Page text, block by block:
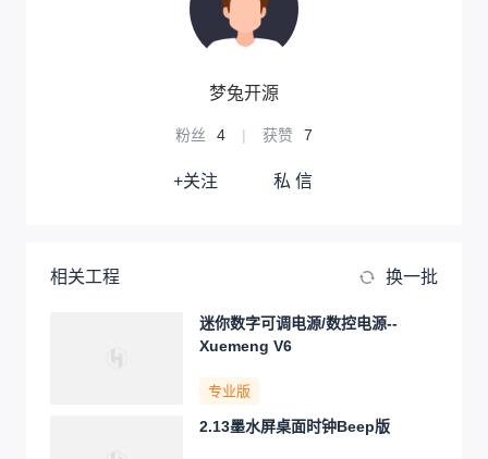
梦兔开源
粉丝 4 | 获赞 7
+关注 私 信
相关工程 换一批
迷你数字可调电源/数控电源--
Xuemeng V6
专业版
2.13墨水屏桌面时钟Beep版